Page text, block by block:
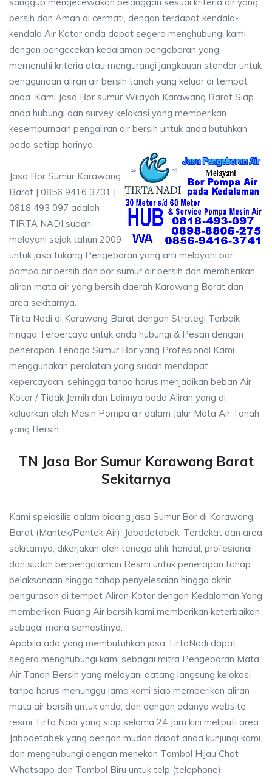
bersih dan Aman di cermati, dengan terdapat kendala-
kendala Air Kotor anda dapat segera menghubungi kami
dengan pengecekan kedalaman pengeboran yang
memenuhi kriteria atau mengurangi jangkauan standar untuk
penggunaan aliran air bersih tanah yang keluar di tempat
anda. Kami Jasa Bor sumur Wilayah Karawang Barat Siap
anda hubungi dan survey kelokasi yang memberikan
kesempurnaan pengaliran air bersih untuk anda butuhkan
pada setiap harinya.
Jasa Bor Sumur Karawang
Barat | 0856 9416 3731 |
0818 493 097 adalah
TIRTA NADI sudah
melayani sejak tahun 2009
untuk jasa tukang Pengeboran yang ahli melayani bor
pompa air bersih dan bor sumur air bersih dan memberikan
aliran mata air yang bersih daerah Karawang Barat dan
area sekitarnya.
Tirta Nadi di Karawang Barat dengan Strategi Terbaik
hingga Terpercaya untuk anda hubungi & Pesan dengan
penerapan Tenaga Sumur Bor yang Profesional Kami
menggunakan peralatan yang sudah mendapat
kepercayaan, sehingga tanpa harus menjadikan beban Air
Kotor / Tidak Jernih dan Lainnya pada Aliran yang di
keluarkan oleh Mesin Pompa air dalam Jalur Mata Air Tanah
yang Bersih.
TN Jasa Bor Sumur Karawang Barat
Sekitarnya
Kami speiasilis dalam bidang jasa Sumur Bor di Karawang
Barat (Mantek/Pantek Air), Jabodetabek, Terdekat dan area
sekitarnya, dikerjakan oleh tenaga ahli, handal, profesional
dan sudah berpengalaman Resmi untuk penerapan tahap
pelaksanaan hingga tahap penyelesaian hingga akhir
pengurasan di tempat Aliran Kotor dengan Kedalaman Yang
memberikan Ruang Air bersih kami memberikan keterbaikan
sebagai mana semestinya.
Apabila ada yang membutuhkan jasa TirtaNadi dapat
segera menghubungi kami sebagai mitra Pengeboran Mata
Air Tanah Bersih yang melayani datang langsung kelokasi
tanpa harus menunggu lama kami siap memberikan aliran
mata air bersih untuk anda, dan dengan adanya website
resmi Tirta Nadi yang siap selama 24 Jam kini meliputi area
Jabodetabek yang dengan mudah dapat anda kunjungi kami
dan menghubungi dengan menekan Tombol Hijau Chat
Whatsapp dan Tombol Biru untuk telp (telephone).